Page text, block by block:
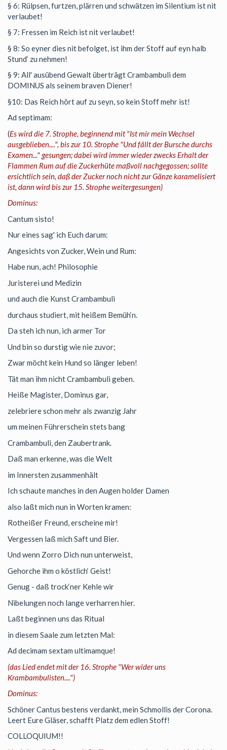
§ 6: Rülpsen, furtzen, plärren und schwätzen im Silentium ist nit
verlaubet!
§ 7: Fressen im Reich ist nit verlaubet!
§ 8: So eyner dies nit befolget, ist ihm der Stoff auf eyn halb
Stund‘ zu nehmen!
§ 9: All' ausübend Gewalt überträgt Crambambuli dem
DOMINUS als seinem braven Diener!
§10: Das Reich hört auf zu seyn, so kein Stoff mehr ist!
Ad septimam:
(Es wird die 7. Strophe, beginnend mit "Ist mir mein Wechsel
ausgeblieben....", bis zur 10. Strophe "Und fällt der Bursche durchs
Examen..." gesungen; dabei wird immer wieder zwecks Erhalt der
Flammen Rum auf die Zuckerhüte maßvoll nachgegossen; sollte
ersichtlich sein, daß der Zucker noch nicht zur Gänze karamelisiert
ist, dann wird bis zur 15. Strophe weitergesungen)
Dominus:
Cantum sisto!
Nur eines sag' ich Euch darum:
Angesichts von Zucker, Wein und Rum:
Habe nun, ach! Philosophie
Juristerei und Medizin
und auch die Kunst Crambambuli
durchaus studiert, mit heißem Bemüh‘n.
Da steh ich nun, ich armer Tor
Und bin so durstig wie nie zuvor;
Zwar möcht kein Hund so länger leben!
Tät man ihm nicht Crambambuli geben.
Heiße Magister, Dominus gar,
zelebriere schon mehr als zwanzig Jahr
um meinen Führerschein stets bang
Crambambuli, den Zaubertrank.
Daß man erkenne, was die Welt
im Innersten zusammenhält
Ich schaute manches in den Augen holder Damen
also laßt mich nun in Worten kramen:
Rotheißer Freund, erscheine mir!
Vergessen laß mich Saft und Bier.
Und wenn Zorro Dich nun unterweist,
Gehorche ihm o köstlich‘ Geist!
Genug - daß trock‘ner Kehle wir
Nibelungen noch lange verharren hier.
Laßt beginnen uns das Ritual
in diesem Saale zum letzten Mal:
Ad decimam sextam ultimamque!
(das Lied endet mit der 16. Strophe "Wer wider uns
Krambambulisten....")
Dominus:
Schöner Cantus bestens verdankt, mein Schmollis der Corona.
Leert Eure Gläser, schafft Platz dem edlen Stoff!
COLLOQUIUM!!